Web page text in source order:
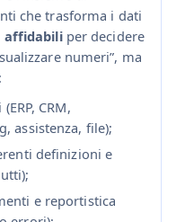
che trasforma i dati
affidabiliper decidere
numeri”, ma
CRM,
assistenza, file);
definizioni e
e reportistica